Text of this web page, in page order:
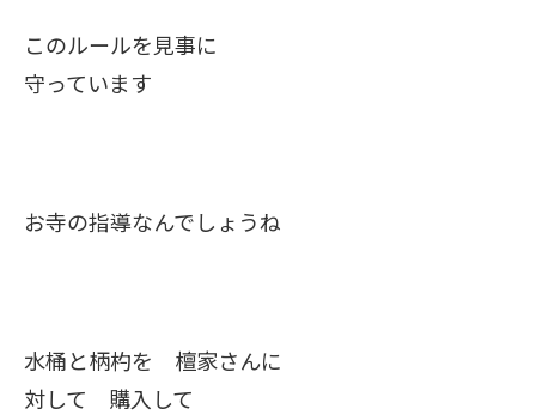
このルールを見事に
守っています
お寺の指導なんでしょうね
水桶と柄杓を 檀家さんに
対して 購入して